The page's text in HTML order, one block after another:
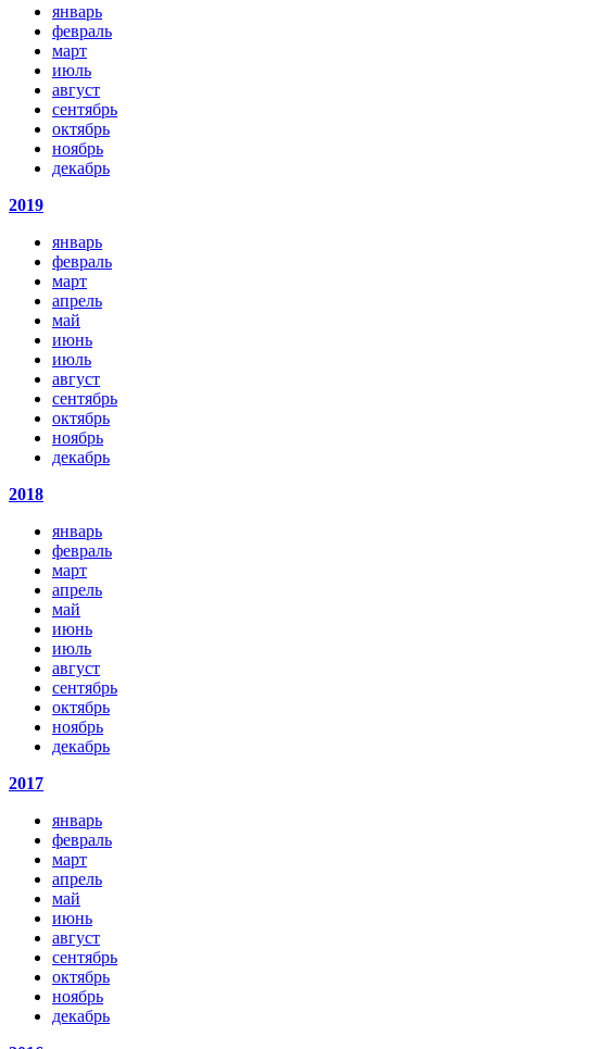
январь
февраль
март
июль
август
сентябрь
октябрь
ноябрь
декабрь
2019
январь
февраль
март
апрель
май
июнь
июль
август
сентябрь
октябрь
ноябрь
декабрь
2018
январь
февраль
март
апрель
май
июнь
июль
август
сентябрь
октябрь
ноябрь
декабрь
2017
январь
февраль
март
апрель
май
июнь
август
сентябрь
октябрь
ноябрь
декабрь